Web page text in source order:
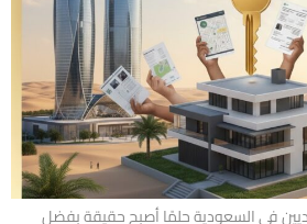
في السعودية حلمًا أصبح حقيقة بفضل